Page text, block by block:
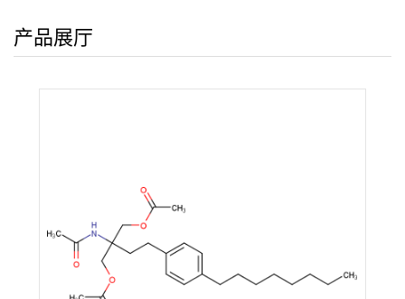
产品展厅